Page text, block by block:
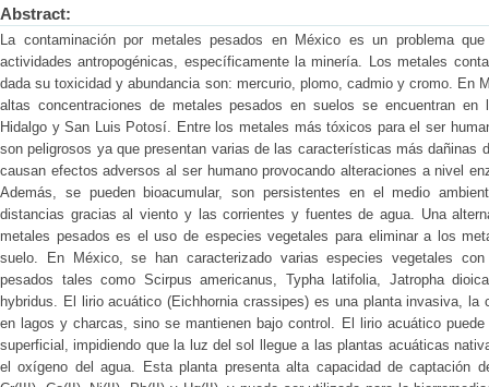
Abstract:
La contaminación por metales pesados en México es un problema
actividades antropogénicas, específicamente la minería. Los metales
dada su toxicidad y abundancia son: mercurio, plomo, cadmio y cromo. En
altas concentraciones de metales pesados en suelos se encuentran en
Hidalgo y San Luis Potosí. Entre los metales más tóxicos para el ser
son peligrosos ya que presentan varias de las características más dañinas
causan efectos adversos al ser humano provocando alteraciones a nivel
Además, se pueden bioacumular, son persistentes en el medio
distancias gracias al viento y las corrientes y fuentes de agua. Una
metales pesados es el uso de especies vegetales para eliminar a los
suelo. En México, se han caracterizado varias especies vegetales con
pesados tales como Scirpus americanus, Typha latifolia, Jatropha
hybridus. El lirio acuático (Eichhornia crassipes) es una planta invasiva, la
en lagos y charcas, sino se mantienen bajo control. El lirio acuático
superficial, impidiendo que la luz del sol llegue a las plantas acuáticas
el oxígeno del agua. Esta planta presenta alta capacidad de captación